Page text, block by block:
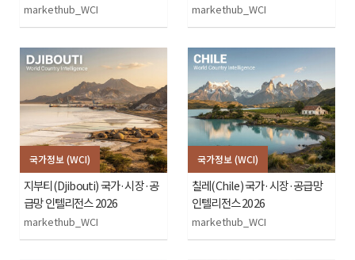
markethub_WCI markethub_WCI
국가정보 (WCI)
지부티(Djibouti) 국가·시장·공
급망 인텔리전스 2026
markethub_WCI
국가정보 (WCI)
칠레(Chile) 국가·시장·공급망
인텔리전스 2026
markethub_WCI